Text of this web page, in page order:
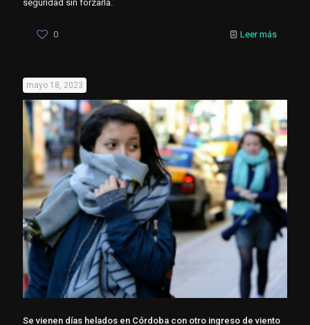
seguridad sin forzarla.
0 Leer más
mayo 18, 2023
Se vienen días helados en Córdoba con otro ingreso de viento